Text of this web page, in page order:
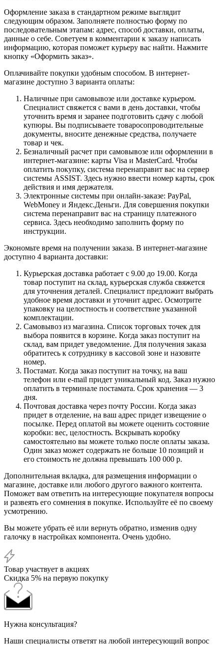
Оформление заказа в стандартном режиме выглядит
следующим образом. Заполняете полностью форму по
последовательным этапам: адрес, способ доставки, оплаты,
данные о себе. Советуем в комментарии к заказу написать
информацию, которая поможет курьеру вас найти. Нажмите
кнопку «Оформить заказ».
Оплачивайте покупки удобным способом. В интернет-
магазине доступно 3 варианта оплаты:
Наличные при самовывозе или доставке курьером.
Специалист свяжется с вами в день доставки, чтобы
уточнить время и заранее подготовить сдачу с любой
купюры. Вы подписываете товаросопроводительные
документы, вносите денежные средства, получаете
товар и чек.
Безналичный расчет при самовывозе или оформлении в
интернет-магазине: карты Visa и MasterCard. Чтобы
оплатить покупку, система перенаправит вас на сервер
системы ASSIST. Здесь нужно ввести номер карты, срок
действия и имя держателя.
Электронные системы при онлайн-заказе: PayPal,
WebMoney и Яндекс.Деньги. Для совершения покупки
система перенаправит вас на страницу платежного
сервиса. Здесь необходимо заполнить форму по
инструкции.
Экономьте время на получении заказа. В интернет-магазине
доступно 4 варианта доставки:
Курьерская доставка работает с 9.00 до 19.00. Когда
товар поступит на склад, курьерская служба свяжется
для уточнения деталей. Специалист предложит выбрать
удобное время доставки и уточнит адрес. Осмотрите
упаковку на целостность и соответствие указанной
комплектации.
Самовывоз из магазина. Список торговых точек для
выбора появится в корзине. Когда заказ поступит на
склад, вам придет уведомление. Для получения заказа
обратитесь к сотруднику в кассовой зоне и назовите
номер.
Постамат. Когда заказ поступит на точку, на ваш
телефон или e-mail придет уникальный код. Заказ нужно
оплатить в терминале постамата. Срок хранения — 3
дня.
Почтовая доставка через почту России. Когда заказ
придет в отделение, на ваш адрес придет извещение о
посылке. Перед оплатой вы можете оценить состояние
коробки: вес, целостность. Вскрывать коробку
самостоятельно вы можете только после оплаты заказа.
Один заказ может содержать не больше 10 позиций и
его стоимость не должна превышать 100 000 р.
Дополнительная вкладка, для размещения информации о
магазине, доставке или любого другого важного контента.
Поможет вам ответить на интересующие покупателя вопросы
и развеять его сомнения в покупке. Используйте её по своему
усмотрению.
Вы можете убрать её или вернуть обратно, изменив одну
галочку в настройках компонента. Очень удобно.
Товар участвует в акциях
Скидка 5% на первую покупку
Нужна консультация?
Наши специалисты ответят на любой интересующий вопрос